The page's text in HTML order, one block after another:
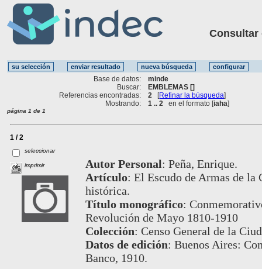
Consultar
Base de datos:
minde
Buscar:
EMBLEMAS []
Referencias encontradas:
2 [Refinar la búsqueda]
Mostrando:
1 .. 2 en el formato [iaha]
página 1 de 1
1 / 2
seleccionar
imprimir Autor Personal: Peña, Enrique.
Artículo: El Escudo de Armas de
histórica.
Título monográfico:
Revolución de Mayo 1810-1910
Colección: Censo General de la
Datos de edición: Buenos Aires:
Banco, 1910.